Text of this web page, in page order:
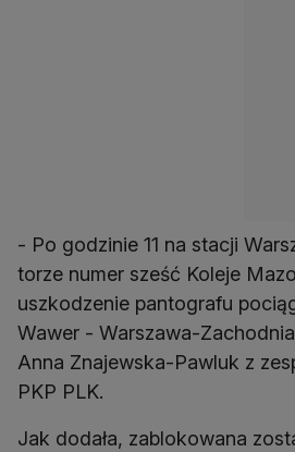
- Po godzinie 11 na stacji
torze numer sześć Koleje
uszkodzenie pantografu
Wawer - Warszawa-
Anna Znajewska-Pawluk z
PKP PLK.
Jak dodała, zablokowana